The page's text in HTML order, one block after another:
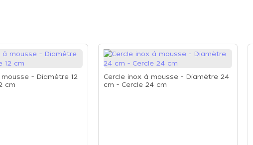
- Diamètre 12
cm
Cercle inox à mousse - Diamètre 24
cm - Cercle 24 cm